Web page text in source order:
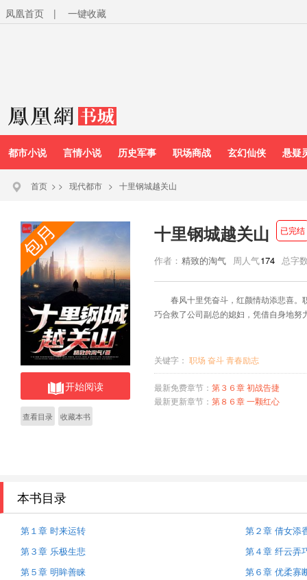
凤凰首页 | 一键收藏
都市小说 言情小说 历史军事 职场商战 玄幻仙侠 悬疑
首页 > > 现代都市 > 十里钢城越关山
开始阅读
查看目录 收藏本书
十里钢城越关山 已完结
作者： 精致的淘气 周人气174 总字
春风十里凭奋斗，红颜情劫添悲喜
巧合救了公司副总的媳妇，凭借自身地
关键字： 职场 奋斗青春励志
最新免费章节： 第３６章 初战告捷
最新更新章节： 第８６章 一颗红心
本书目录
第１章 时来运转
第２章 倩女添
第３章 乐极生悲
第４章 纤云弄
第５章 明眸善睐
第６章 优柔寡